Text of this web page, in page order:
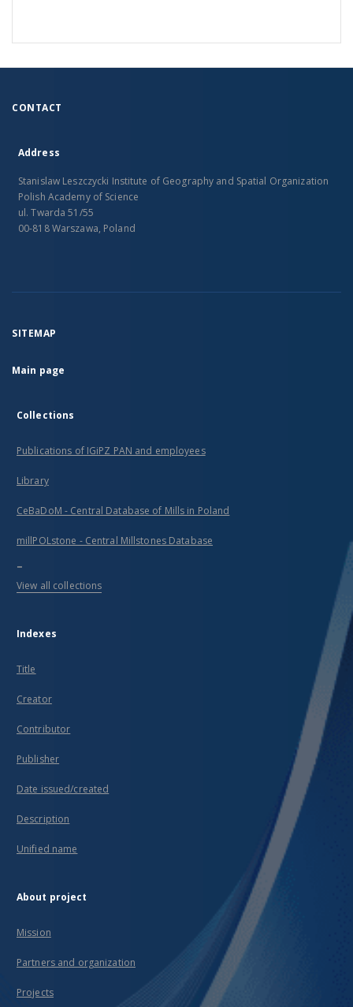
CONTACT
Address
Stanislaw Leszczycki Institute of Geography and Spatial Organization
Polish Academy of Science
ul. Twarda 51/55
00-818 Warszawa, Poland
SITEMAP
Main page
Collections
Publications of IGiPZ PAN and employees
Library
CeBaDoM - Central Database of Mills in Poland
millPOLstone - Central Millstones Database
...
View all collections
Indexes
Title
Creator
Contributor
Publisher
Date issued/created
Description
Unified name
About project
Mission
Partners and organization
Projects